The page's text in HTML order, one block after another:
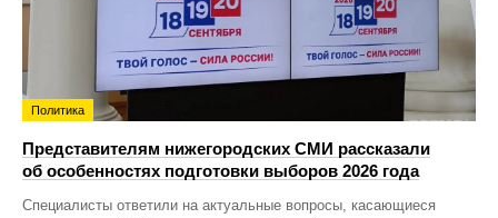
Политика
Представителям нижегородских СМИ рассказали
об особенностях подготовки выборов 2026 года
Специалисты ответили на актуальные вопросы, касающиеся